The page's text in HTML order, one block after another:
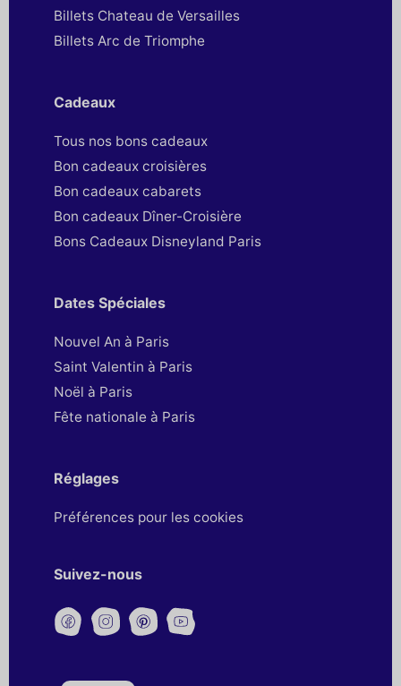
Billets Chateau de Versailles
Billets Arc de Triomphe
Cadeaux
Tous nos bons cadeaux
Bon cadeaux croisières
Bon cadeaux cabarets
Bon cadeaux Dîner-Croisière
Bons Cadeaux Disneyland Paris
Dates Spéciales
Nouvel An à Paris
Saint Valentin à Paris
Noël à Paris
Fête nationale à Paris
Réglages
Préférences pour les cookies
Suivez-nous